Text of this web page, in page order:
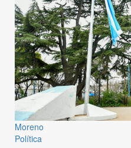
Moreno
Política